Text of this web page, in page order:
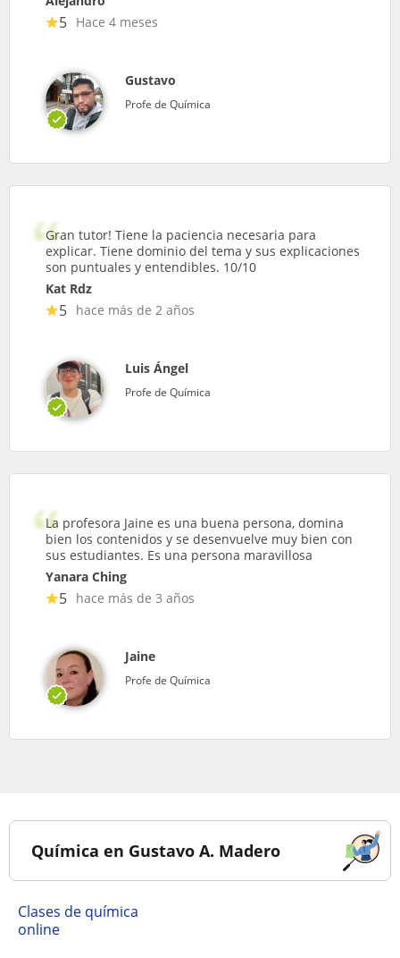
5 Hace 4 meses
Gustavo
Profe de Química
Gran tutor! Tiene la paciencia necesaria para
explicar. Tiene dominio del tema y sus explicaciones
son puntuales y entendibles. 10/10
Kat Rdz
5 hace más de 2 años
Luis Ángel
Profe de Química
La profesora Jaine es una buena persona, domina
bien los contenidos y se desenvuelve muy bien con
sus estudiantes. Es una persona maravillosa
Yanara Ching
5 hace más de 3 años
Jaine
Profe de Química
Química en Gustavo A. Madero
Clases de química
online